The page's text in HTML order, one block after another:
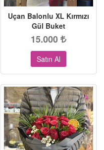
Uçan Balonlu XL Kırmızı
Gül Buket
15.000
Satın Al